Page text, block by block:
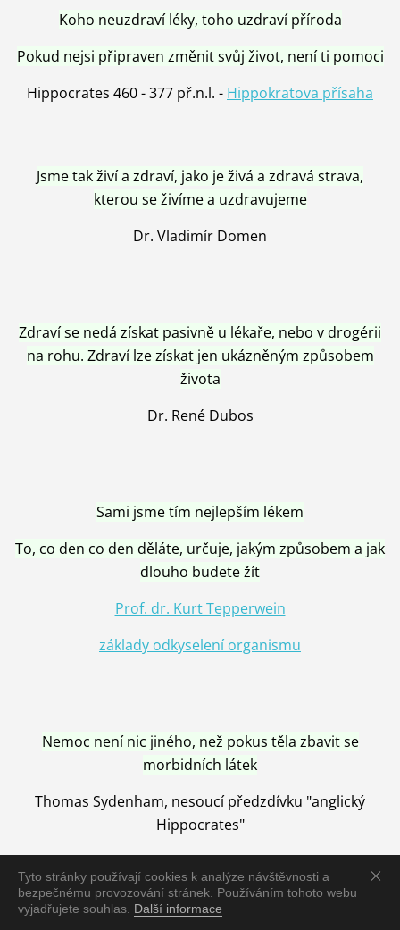
Tyto stránky používají cookies k analýze návštěvnosti a
bezpečnému provozování stránek. Používáním tohoto webu
vyjadřujete souhlas. Další informace
Koho neuzdraví léky, toho uzdraví příroda
Pokud nejsi připraven změnit svůj život, není ti pomoci
Hippocrates 460 - 377 př.n.l. - Hippokratova přísaha
Jsme tak živí a zdraví, jako je živá a zdravá strava,
kterou se živíme a uzdravujeme
Dr. Vladimír Domen
Zdraví se nedá získat pasivně u lékaře, nebo v drogérii
na rohu. Zdraví lze získat jen ukázněným způsobem
života
Dr. René Dubos
Sami jsme tím nejlepším lékem
To, co den co den děláte, určuje, jakým způsobem a jak
dlouho budete žít
Prof. dr. Kurt Tepperwein
základy odkyselení organismu
Nemoc není nic jiného, než pokus těla zbavit se
morbidních látek
Thomas Sydenham, nesoucí předzdívku "anglický
Hippocrates"
Nemoc je vyléčena jen pomocí Přírody, neutralizací a